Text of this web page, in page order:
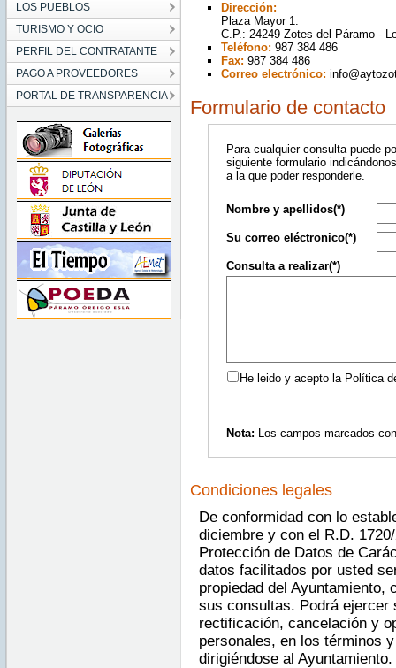
LOS PUEBLOS
TURISMO Y OCIO
PERFIL DEL CONTRATANTE
PAGO A PROVEEDORES
PORTAL DE TRANSPARENCIA
Dirección:
Plaza Mayor 1.
C.P.: 24249 Zotes del Páramo -
Teléfono: 987 384 486
Fax: 987 384 486
Correo electrónico:
Formulario de contacto
Para cualquier consulta puede
siguiente formulario
a la que poder responderle.
Nombre y apellidos(*)
Su correo eléctronico(*)
Consulta a realizar(*)
He leido y acepto la Política
Nota: Los campos marcados
Condiciones legales
De conformidad con lo
diciembre y con el R.D.
Protección de Datos de
datos facilitados por usted
propiedad del Ayuntamiento,
sus consultas. Podrá ejercer
rectificación, cancelación y
personales, en los términos
dirigiéndose al Ayuntamiento.